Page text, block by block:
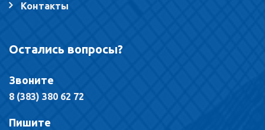
Контакты
Остались вопросы?
Звоните
8 (383) 380 62 72
Пишите